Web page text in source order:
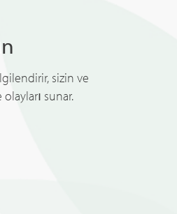
sizin ve
sunar.